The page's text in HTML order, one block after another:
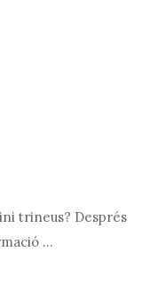
trineus? Després
...